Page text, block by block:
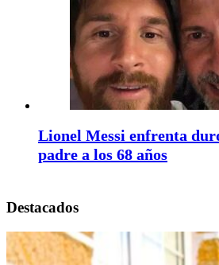
Lionel Messi enfrenta
padre a los 68 años
Destacados